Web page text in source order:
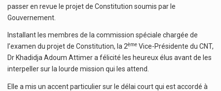
passer en revue le projet de Constitution soumis par le
Gouvernement.
Installant les membres de la commission spéciale chargée de
l’examen du projet de Constitution, la 2ème Vice-Présidente du CNT,
Dr Khadidja Adoum Attimer a félicité les heureux élus avant de les
interpeller sur la lourde mission qui les attend.
Elle a mis un accent particulier sur le délai court qui est accordé à